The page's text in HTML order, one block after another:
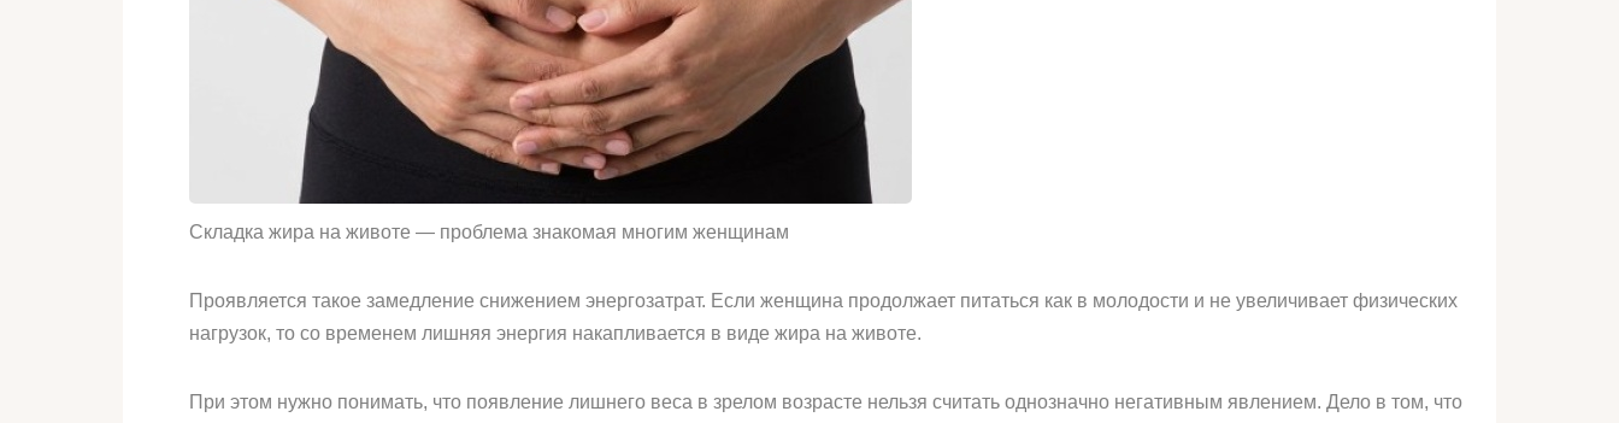
Складка жира на животе — проблема знакомая многим женщинам
Проявляется такое замедление снижением энергозатрат. Если женщина продолжает питаться как в молодости и не увеличивает физических
нагрузок, то со временем лишняя энергия накапливается в виде жира на животе.
При этом нужно понимать, что появление лишнего веса в зрелом возрасте нельзя считать однозначно негативным явлением. Дело в том, что